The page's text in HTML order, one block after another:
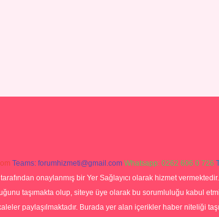
Teams: forumhizmeti@gmail.com Whatsapp: 0262 606 0 726
onaylanmış bir Yer Sağlayıcı olarak hizmet
taşımakta olup, siteye üye olarak bu sorumluluğu kabul
paylaşılmaktadır. Burada yer alan içerikler haber niteliği